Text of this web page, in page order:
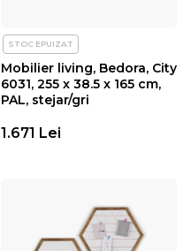
STOC EPUIZAT
Mobilier living, Bedora, City
6031, 255 x 38.5 x 165 cm,
PAL, stejar/gri
1.671 Lei